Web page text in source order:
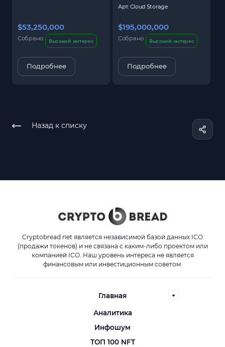
$53,250,000
Собрано Высокий интерес
Подробнее
Арт. Cloud Storage
$195,000,000
Собрано Высокий интерес
Подробнее
Назад к списку
Cryptobread.net является независимой базой данных ICO
(продажи токенов) и не связана с каким-либо проектом или
компанией ICO. Наш уровень интереса не является
финансовым или инвестиционным советом.
Главная
Аналитика
Инфошум
ТОП 100 NFT